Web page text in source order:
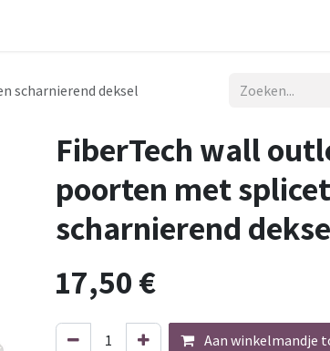
scharnierend deksel
FiberTech wall
poorten met
scharnierend
17,50€
Aan winkelmandje